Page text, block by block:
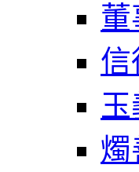
董
信
燭